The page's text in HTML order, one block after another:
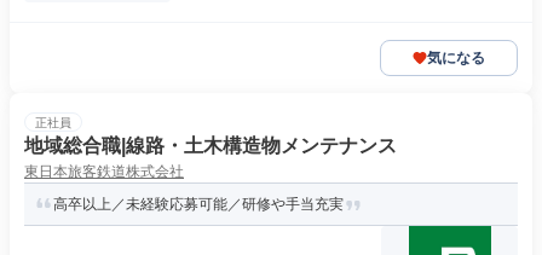
気になる
正社員
地域総合職|線路・土木構造物メンテナンス
東日本旅客鉄道株式会社
高卒以上／未経験応募可能／研修や手当充実